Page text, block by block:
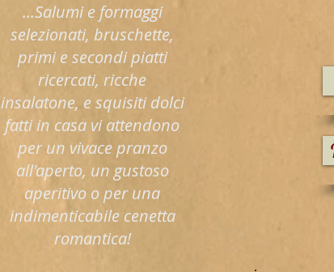
...Salumi e formaggi
selezionati, bruschette,
primi e secondi piatti
ricercati, ricche
insalatone, e squisiti dolci
fatti in casa vi attendono
per un vivace pranzo
all'aperto, un gustoso
aperitivo o per una
indimenticabile cenetta
romantica!